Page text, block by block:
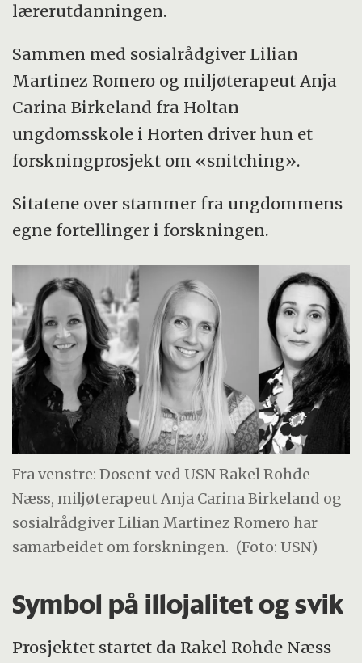
lærerutdanningen.
Sammen med sosialrådgiver Lilian
Martinez Romero og miljøterapeut Anja
Carina Birkeland fra Holtan
ungdomsskole i Horten driver hun et
forskningprosjekt om «snitching».
Sitatene over stammer fra ungdommens
egne fortellinger i forskningen.
Fra venstre: Dosent ved USN Rakel Rohde
Næss, miljøterapeut Anja Carina Birkeland og
sosialrådgiver Lilian Martinez Romero har
samarbeidet om forskningen. (Foto: USN)
Symbol på illojalitet og svik
Prosjektet startet da Rakel Rohde Næss